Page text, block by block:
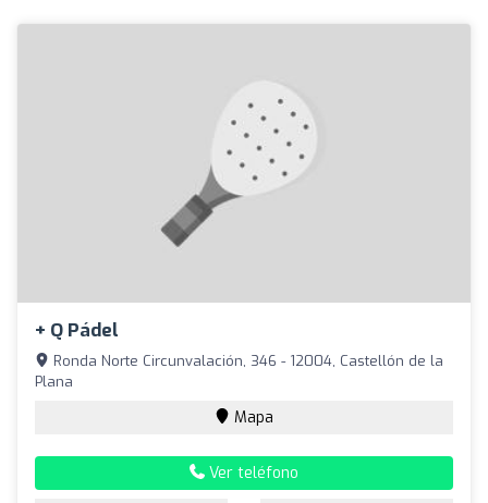
+ Q Pádel
Ronda Norte Circunvalación, 346 - 12004, Castellón de la
Plana
Mapa
Ver teléfono